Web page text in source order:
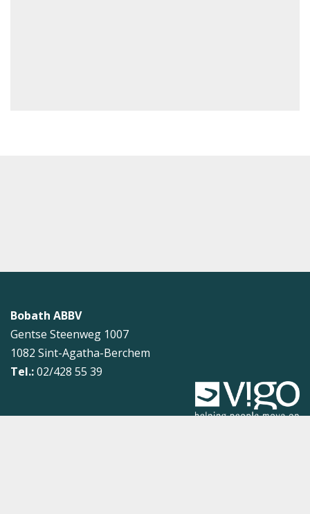
Bobath ABBV
Gentse Steenweg 1007
1082 Sint-Agatha-Berchem
Tel.:02/428 55 39